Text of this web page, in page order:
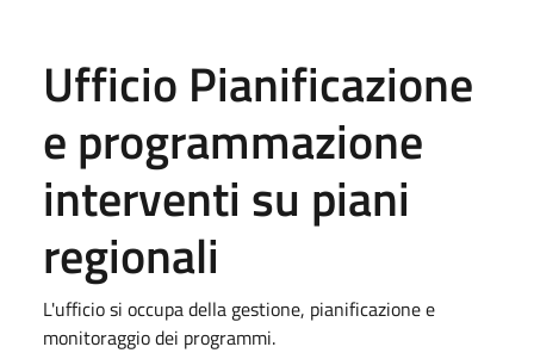
Ufficio Pianificazione
e programmazione
interventi su piani
regionali
L'ufficio si occupa della gestione, pianificazione e
monitoraggio dei programmi.